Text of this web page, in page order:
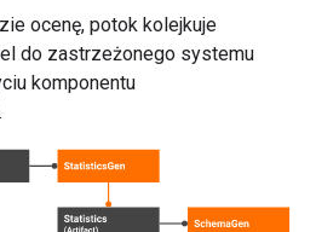
ocenę, potok kolejkuje
do zastrzeżonego systemu
komponentu